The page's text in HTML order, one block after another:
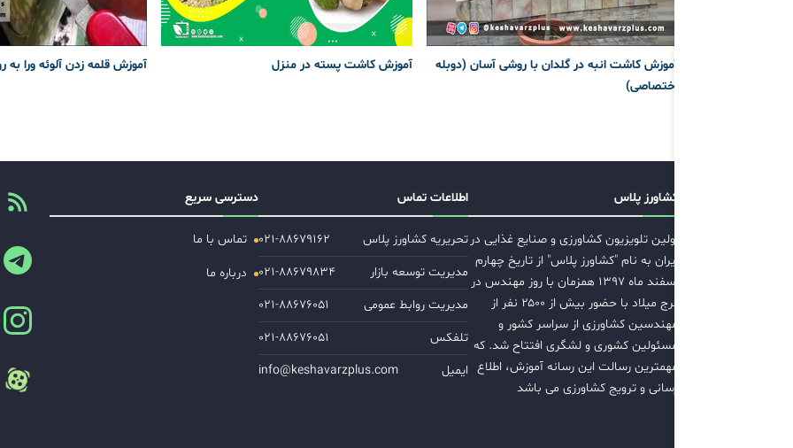
آموزش کاشت انبه در گلدان با روشی آسان (دوبله
اختصاصی)
آموزش کاشت پسته در منزل آموزش قلمه زدن آلوئه ورا به
کشاورز پلاس
اولین تلویزیون کشاورزی و صنایع غذایی در
ایران به نام "کشاورز پلاس" از تاریخ چهارم
اسفند ماه ۱۳۹۷ همزمان با روز مهندس در
برج میلاد با حضور بیش از ۲۵۰۰ نفر از
مهندسین کشاورزی از سراسر کشور و
مسئولین کشوری و لشگری افتتاح شد. که
مهمترین رسالت این رسانه آموزش، اطلاع
رسانی و ترویج کشاورزی می باشد
اطلاعات تماس
تحریریه کشاورز پلاس
۰۲۱-۸۸۶۷۹۱۶۲
مدیریت توسعه بازار
۰۲۱-۸۸۶۷۹۸۳۴
مدیریت روابط عمومی
۰۲۱-۸۸۶۷۶۰۵۱
تلفکس
۰۲۱-۸۸۶۷۶۰۵۱
ایمیل
info@keshavarzplus.com
دسترسی سریع
تماس با ما
درباره ما